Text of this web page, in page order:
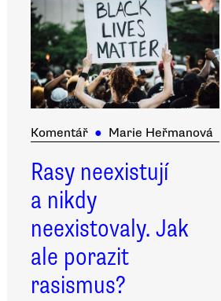
Komentář ● Marie Heřmanová
Rasy neexistují
a nikdy
neexistovaly. Jak
ale porazit
rasismus?